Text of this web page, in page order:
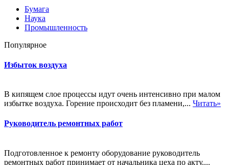
Бумага
Наука
Промышленность
Популярное
Избыток воздуха
В кипящем слое процессы идут очень интенсивно при малом
избытке воздуха. Горение происходит без пламени,... Читать»
Руководитель ремонтных работ
Подготовленное к ремонту оборудование руководитель
ремонтных работ принимает от начальника цеха по акту....